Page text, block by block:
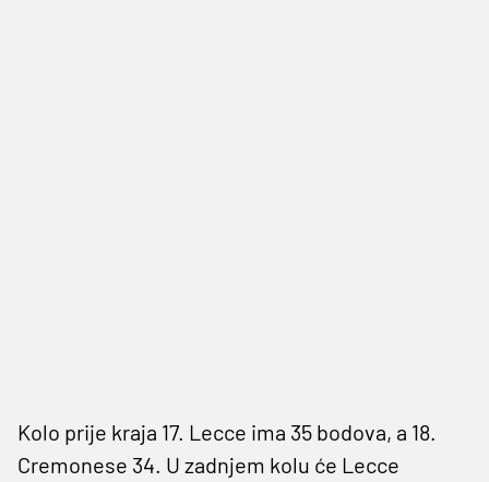
Kolo prije kraja 17. Lecce ima 35 bodova, a 18.
Cremonese 34. U zadnjem kolu će Lecce